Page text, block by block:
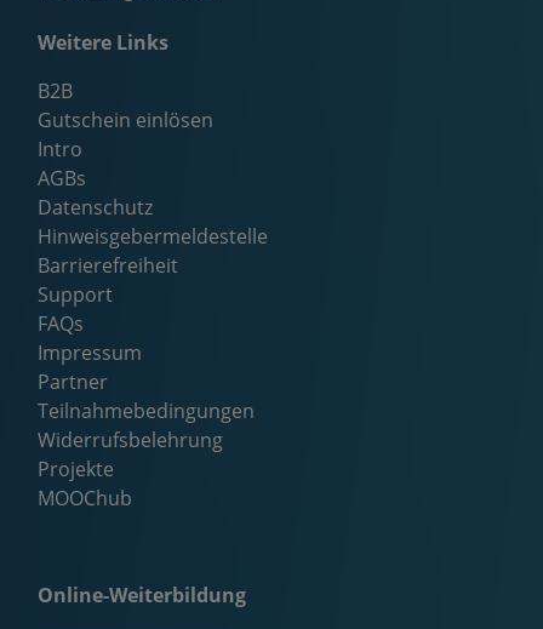
Weitere Links
B2B
Gutschein einlösen
Intro
AGBs
Datenschutz
Hinweisgebermeldestelle
Barrierefreiheit
Support
FAQs
Impressum
Partner
Teilnahmebedingungen
Widerrufsbelehrung
Projekte
MOOChub
Online-Weiterbildung